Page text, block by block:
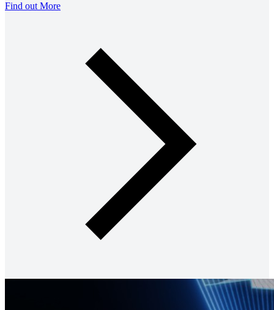
Find out More